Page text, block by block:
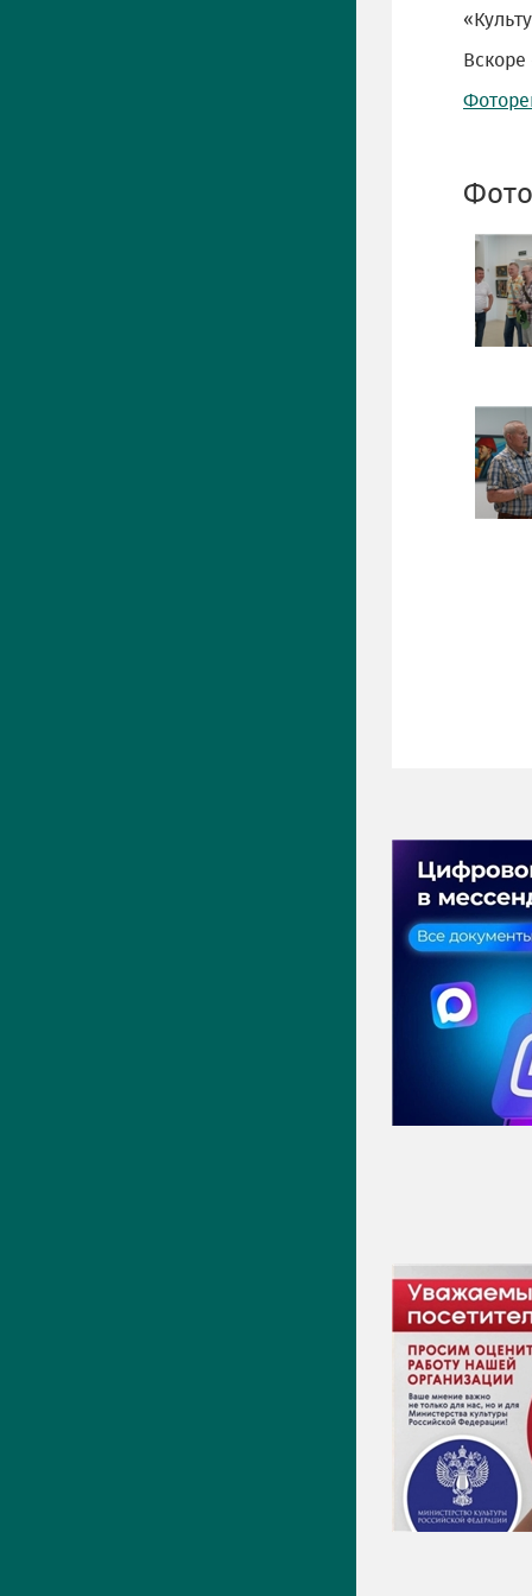
ПРЕСС-ЦЕНТР
Актуально
Новости
Фото